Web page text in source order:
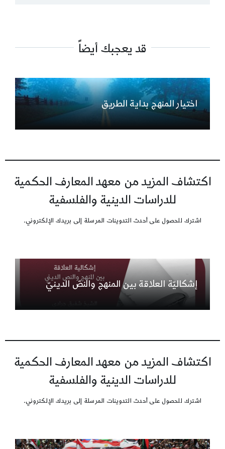
قد يعجبك أيضاً
اختيار المنهج بداية الطريق
اكتشاف المزيد من معهد المعارف الحكمية
للدراسات الدينية والفلسفية
اشترك للحصول على أحدث التدوينات المرسلة إلى بريدك الإلكتروني.
إشكاليّة العلاقة بين المنهج والنصّ الدينيّ
اكتشاف المزيد من معهد المعارف الحكمية
للدراسات الدينية والفلسفية
اشترك للحصول على أحدث التدوينات المرسلة إلى بريدك الإلكتروني.